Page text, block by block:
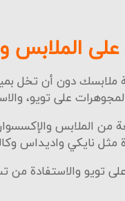
الملابس
ملابسك دون أن تخل
على تويو،
الملابس
نايكي واديداس
تويو والاستفادة من